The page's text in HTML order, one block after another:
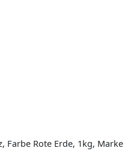
Farbe Rote Erde, 1kg, Marke